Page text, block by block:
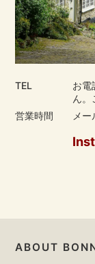
TEL
お電
ん
営業時間
メ
ABOUT